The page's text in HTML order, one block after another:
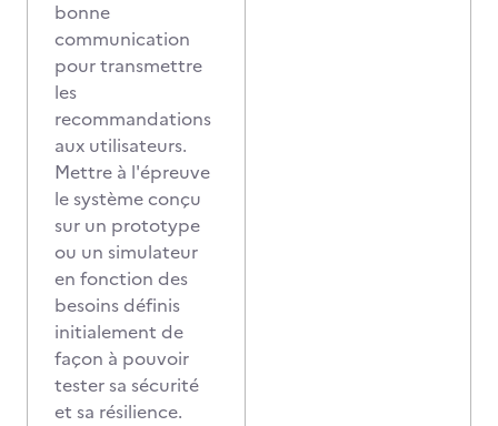
bonne
communication
pour transmettre
les
recommandations
aux utilisateurs.
Mettre à l'épreuve
le système conçu
sur un prototype
ou un simulateur
en fonction des
besoins définis
initialement de
façon à pouvoir
tester sa sécurité
et sa résilience.